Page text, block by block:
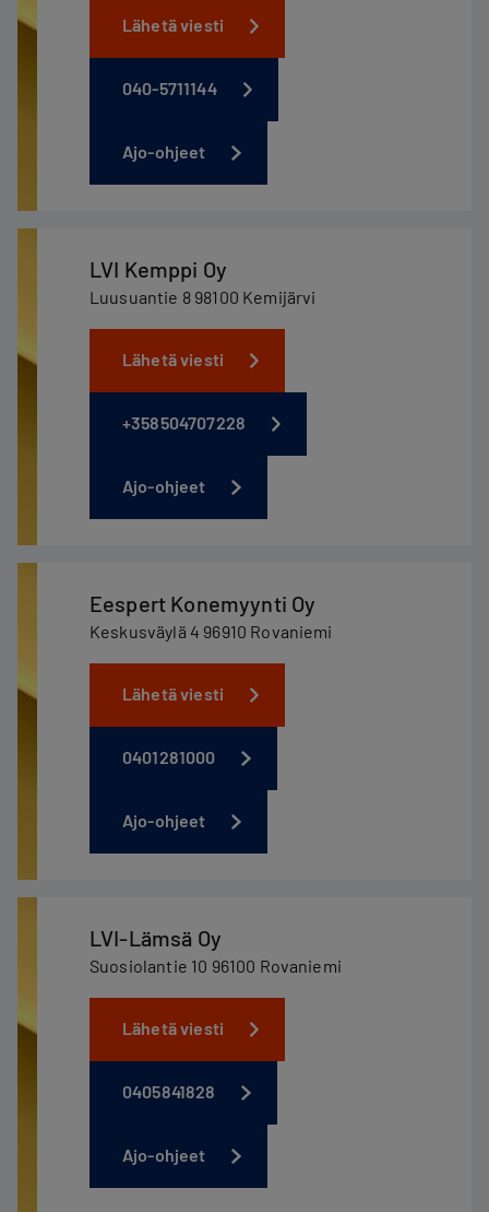
Lähetä viesti
040-5711144
Ajo-ohjeet
LVI Kemppi Oy
Luusuantie 8 98100 Kemijärvi
Lähetä viesti
+358504707228
Ajo-ohjeet
Eespert Konemyynti Oy
Keskusväylä 4 96910 Rovaniemi
Lähetä viesti
0401281000
Ajo-ohjeet
LVI-Lämsä Oy
Suosiolantie 10 96100 Rovaniemi
Lähetä viesti
0405841828
Ajo-ohjeet